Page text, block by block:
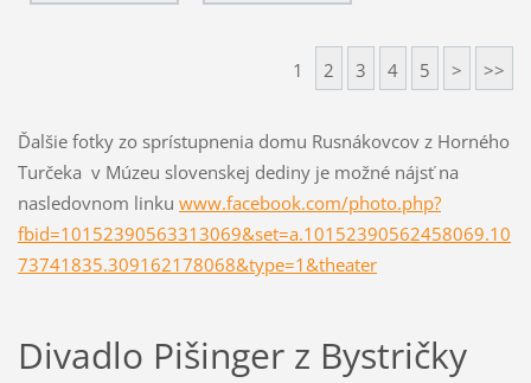
1 2 3 4 5 > >>
Ďalšie fotky zo sprístupnenia domu Rusnákovcov z Horného
Turčeka v Múzeu slovenskej dediny je možné nájsť na
nasledovnom linku www.facebook.com/photo.php?
fbid=10152390563313069&set=a.10152390562458069.10
73741835.309162178068&type=1&theater
Divadlo Pišinger z Bystričky